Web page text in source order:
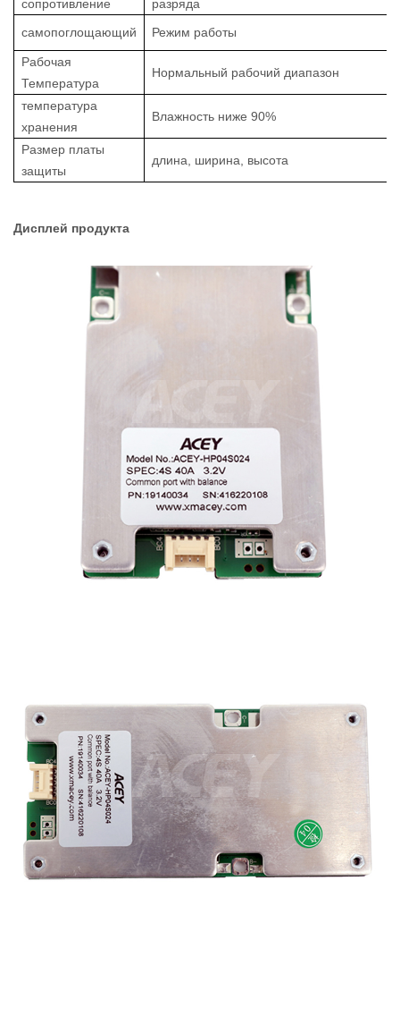
сопротивление
разряда
самопоглощающий
Режим работы
Рабочая
Температура
Нормальный рабочий диапазон
температура
хранения
Влажность ниже 90%
Размер платы
защиты
длина, ширина, высота
Дисплей продукта